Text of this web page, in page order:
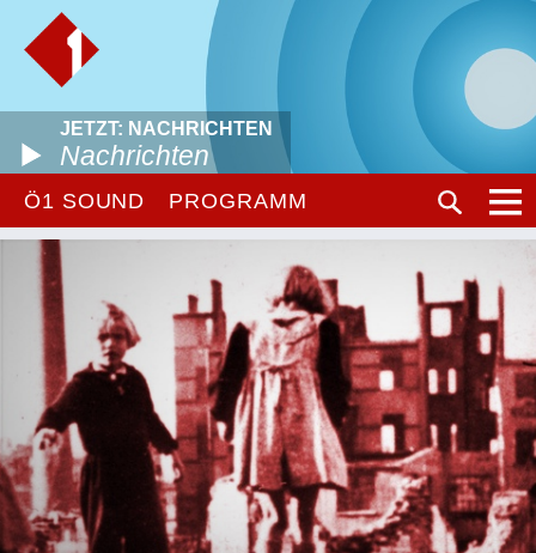
JETZT: NACHRICHTEN
Nachrichten
Ö1 SOUND PROGRAMM